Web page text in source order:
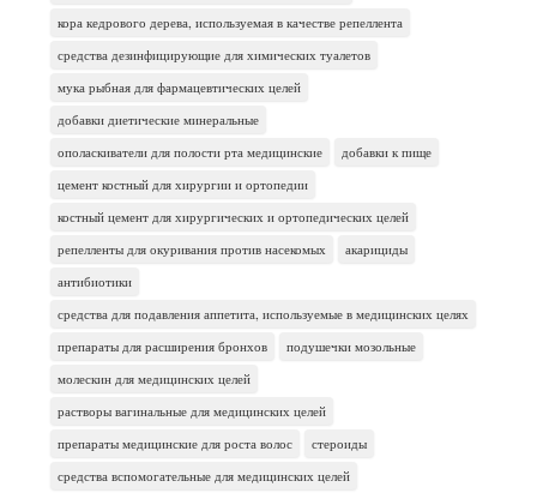
кора кедрового дерева, используемая в качестве репеллента
средства дезинфицирующие для химических туалетов
мука рыбная для фармацевтических целей
добавки диетические минеральные
ополаскиватели для полости рта медицинские
добавки к пище
цемент костный для хирургии и ортопедии
костный цемент для хирургических и ортопедических целей
репелленты для окуривания против насекомых
акарициды
антибиотики
средства для подавления аппетита, используемые в медицинских целях
препараты для расширения бронхов
подушечки мозольные
молескин для медицинских целей
растворы вагинальные для медицинских целей
препараты медицинские для роста волос
стероиды
средства вспомогательные для медицинских целей